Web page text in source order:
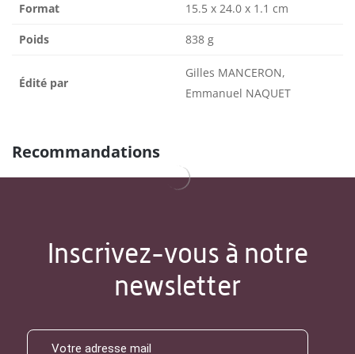
Format 15.5 x 24.0 x 1.1 cm
Poids 838 g
Édité par
Gilles MANCERON,
Emmanuel NAQUET
Recommandations
Inscrivez-vous à notre
newsletter